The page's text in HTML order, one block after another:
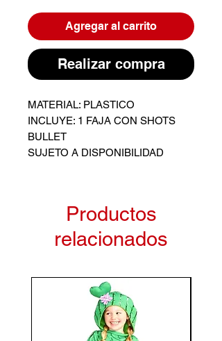
Agregar al carrito
Realizar compra
MATERIAL: PLASTICO
INCLUYE: 1 FAJA CON SHOTS
BULLET
SUJETO A DISPONIBILIDAD
Productos
relacionados